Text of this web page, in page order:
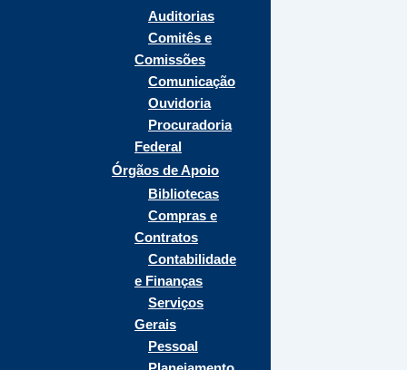
Auditorias
Comitês e
Comissões
Comunicação
Ouvidoria
Procuradoria
Federal
Órgãos de Apoio
Bibliotecas
Compras e
Contratos
Contabilidade
e Finanças
Serviços
Gerais
Pessoal